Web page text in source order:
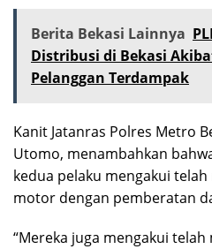
Berita Bekasi Lainnya
Distribusi di Bekasi
Pelanggan Terdampak
Kanit Jatanras Polres Metro
Utomo, menambahkan
kedua pelaku mengakui
motor dengan pemberatan
“Mereka juga mengakui